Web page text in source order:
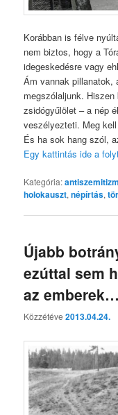
Korábban is félve
nem biztos, hogy a
idegeskedésre vagy
Ám vannak pillanatok,
megszólaljunk.
zsidógyűlölet – a nép
veszélyezteti. Meg
És ha sok hang szól,
Egy kattintás ide a
Kategória:
holokauszt,népírtás,
Újabb
ezúttal sem
az emberek…
Közzétéve2013.04.24.